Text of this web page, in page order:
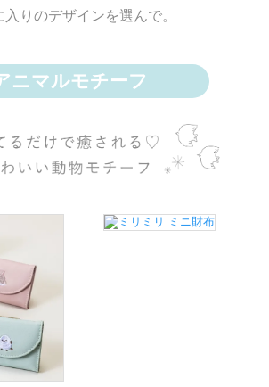
入りのデザインを選んで。
ニマルモチーフ